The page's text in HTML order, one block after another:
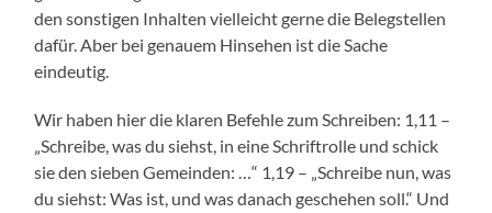
den sonstigen Inhalten vielleicht gerne die Belegstellen
dafür. Aber bei genauem Hinsehen ist die Sache
eindeutig.
Wir haben hier die klaren Befehle zum Schreiben: 1,11 –
„Schreibe, was du siehst, in eine Schriftrolle und schick
sie den sieben Gemeinden: …“ 1,19 – „Schreibe nun, was
du siehst: Was ist, und was danach geschehen soll.“ Und